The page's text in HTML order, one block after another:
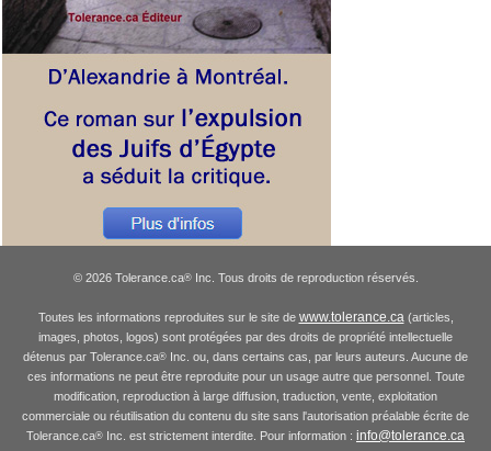
© 2026 Tolerance.ca®Inc. Tous droits de reproduction réservés.
Toutes les informations reproduites sur le site de www.tolerance.ca(articles,
images, photos, logos) sont protégées par des droits de propriété intellectuelle
détenus par Tolerance.ca® Inc. ou, dans certains cas, par leurs auteurs. Aucune de
ces informations ne peut être reproduite pour un usage autre que personnel. Toute
modification, reproduction à large diffusion, traduction, vente, exploitation
commerciale ou réutilisation du contenu du site sans l'autorisation préalable écrite de
Tolerance.ca® Inc. est strictement interdite. Pour information : info@tolerance.ca